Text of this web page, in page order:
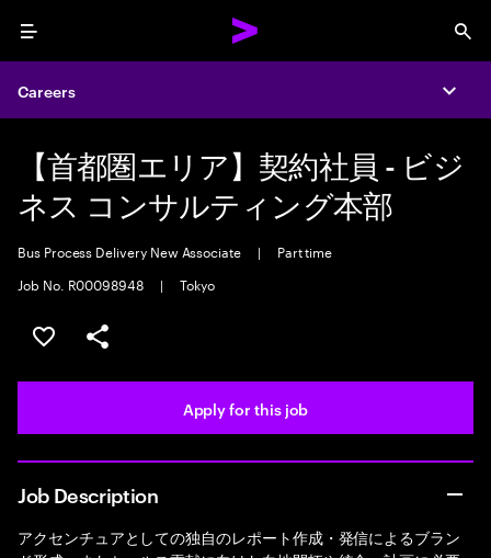
Menu
Careers
【首都圏エリア】契約社員 - ビジ
ネス コンサルティング本部
Bus Process Delivery New Associate |
Part time
Job No. R00098948
| Tokyo
Save this job
Share this job
Apply for this job
Job Description
アクセンチュアとしての独自のレポート作成・発信によるブラン